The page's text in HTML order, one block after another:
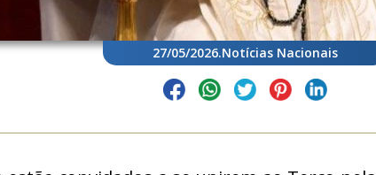
27/05/2026.Notícias Nacionais